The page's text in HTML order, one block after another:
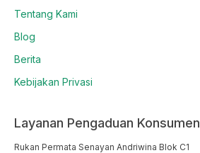
Tentang Kami
Blog
Berita
Kebijakan Privasi
Layanan Pengaduan Konsumen
Rukan Permata Senayan Andriwina Blok C1